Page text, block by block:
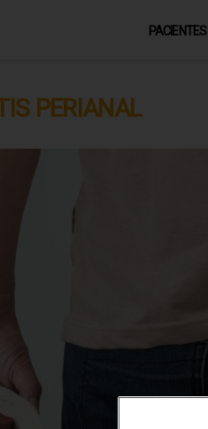
PACIENTES
PERIANAL